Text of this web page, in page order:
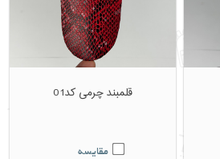
قلمبند چرمی کد01
مقایسه